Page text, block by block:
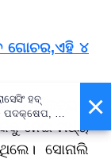
ଗୋଚର,ଏହି ୪
ଗଣନାଟ୍ୟର
ନେଇ ମଧ୍ୟ
ସୋନାଲି
×
ହବ୍
ପଦକ୍ଷେପ, ୪୨
ସୁଯୋଗ